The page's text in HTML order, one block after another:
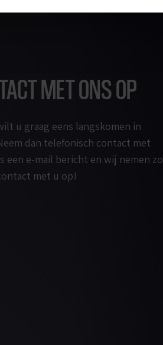
MET ONS OP
u graag eens langskomen in
dan telefonisch contact met
een e-mail bericht en wij nemen zo
met u op!